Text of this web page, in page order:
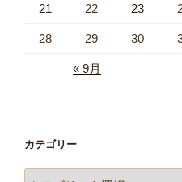
21 22 23
28 29 30
« 9月
カテゴリー